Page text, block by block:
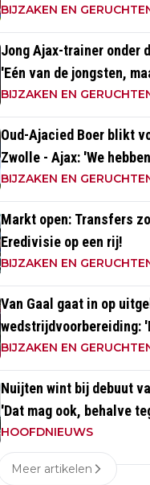
altijd met zege
BIJZAKEN EN
Jong Ajax-trainer onder
'Eén van de jongsten,
meest volwassen'
BIJZAKEN EN
Oud-Ajacied Boer blikt
Zwolle - Ajax: 'We
weer kans tegen Ajax'
BIJZAKEN EN
Markt open: Transfers
Eredivisie op een rij!
BIJZAKEN EN
Van Gaal gaat in op
wedstrijdvoorbereiding:
aparte discipline, een
BIJZAKEN EN
Nuijten wint bij debuut
'Dat mag ook, behalve
Dordrecht'
HOOFDNIEUWS
Meer artikelen